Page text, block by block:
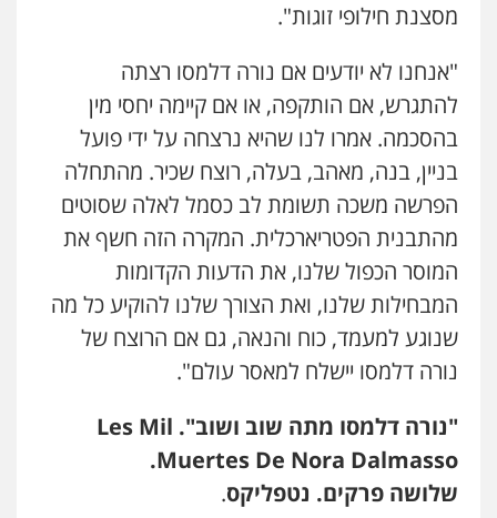
מסצנת חילופי זוגות".
"אנחנו לא יודעים אם נורה דלמסו רצתה
להתגרש, אם הותקפה, או אם קיימה יחסי מין
בהסכמה. אמרו לנו שהיא נרצחה על ידי פועל
בניין, בנה, מאהב, בעלה, רוצח שכיר. מהתחלה
הפרשה משכה תשומת לב כסמל לאלה שסוטים
מהתבנית הפטריארכלית. המקרה הזה חשף את
המוסר הכפול שלנו, את הדעות הקדומות
המבחילות שלנו, ואת הצורך שלנו להוקיע כל מה
שנוגע למעמד, כוח והנאה, גם אם הרוצח של
נורה דלמסו יישלח למאסר עולם".
"נורה דלמסו מתה שוב ושוב". Les Mil
Muertes De Nora Dalmasso
.
שלושה פרקים. נטפליקס.